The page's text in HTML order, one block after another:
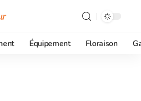
Équipement Floraison